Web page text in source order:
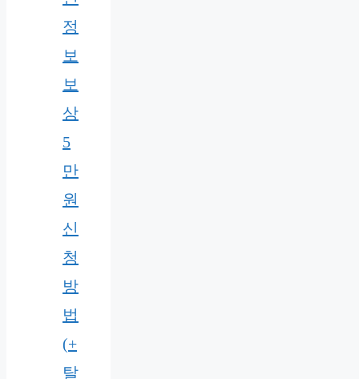
정
보
보
상
5
만
원
신
청
방
법
(+
탈